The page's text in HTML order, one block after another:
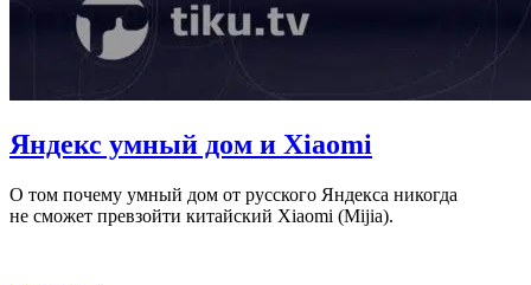
Яндекс умный дом и Xiaomi
О том почему умный дом от русского Яндекса никогда
не сможет превзойти китайский Xiaomi (Mijia).